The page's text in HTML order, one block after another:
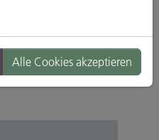
Alle Cookies akzeptieren